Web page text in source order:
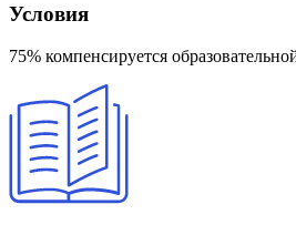
Условия
75% компенсируется